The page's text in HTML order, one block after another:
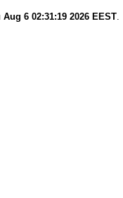
Aug 6 02:31:19 2026 EEST